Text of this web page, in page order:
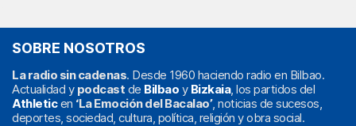
SOBRE NOSOTROS
La radio sin cadenas. Desde 1960 haciendo radio en Bilbao.
Actualidad y podcast de Bilbao y Bizkaia, los partidos del
Athleticen ‘La Emoción del Bacalao’, noticias de sucesos,
deportes, sociedad, cultura, política, religión y obra social.